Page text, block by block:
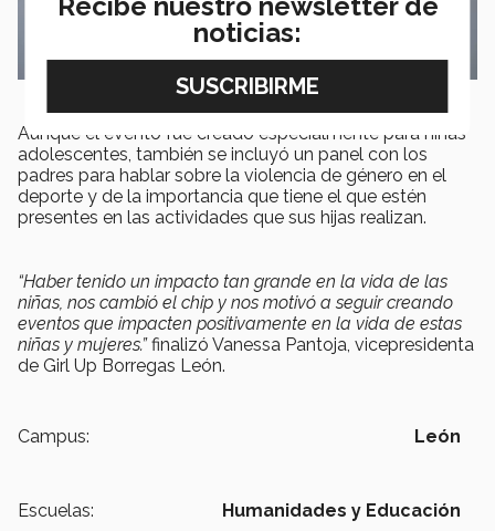
Aunque el evento fue creado especialmente para niñas
adolescentes, también se incluyó un panel con los
padres para hablar sobre la violencia de género en el
deporte y de la importancia que tiene el que estén
presentes en las actividades que sus hijas realizan.
“Haber tenido un impacto tan grande en la vida de las
niñas, nos cambió el chip y nos motivó a seguir creando
eventos que impacten positivamente en la vida de estas
niñas y mujeres.”finalizó Vanessa Pantoja, vicepresidenta
de Girl Up Borregas León.
Campus: León
Escuelas: Humanidades y Educación
Recibe nuestro newsletter de
noticias: